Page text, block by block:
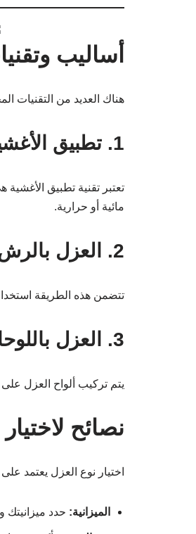
أساليب
هناك العديد من التقنيات
1. تطبيق الأغشية
تعتبر تقنية تطبيق
مائية أو حرارية.
2. العزل بالرش
تتضمن هذه الطريقة
3. العزل باللوحات
يتم تركيب ألواح العزل
نصائح
اختيار نوع العزل يعتمد
الميزانية: حدد ميزانيتك